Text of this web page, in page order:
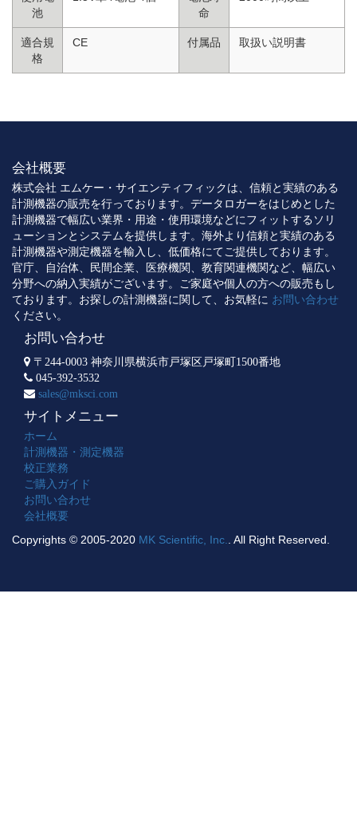
池
命
適合規
格
CE 付属品 取扱い説明書
会社概要
株式会社 エムケー・サイエンティフィックは、信頼と実績のある
計測機器の販売を行っております。データロガーをはじめとした
計測機器で幅広い業界・用途・使用環境などにフィットするソリ
ューションとシステムを提供します。海外より信頼と実績のある
計測機器や測定機器を輸入し、低価格にてご提供しております。
官庁、自治体、民間企業、医療機関、教育関連機関など、幅広い
分野への納入実績がございます。ご家庭や個人の方への販売もし
ております。お探しの計測機器に関して、お気軽に お問い合わせ
ください。
お問い合わせ
〒244-0003 神奈川県横浜市戸塚区戸塚町1500番地
045-392-3532
sales@mksci.com
サイトメニュー
ホーム
計測機器・測定機器
校正業務
ご購入ガイド
お問い合わせ
会社概要
Copyrights © 2005-2020 MK Scientific, Inc. . All Right Reserved.